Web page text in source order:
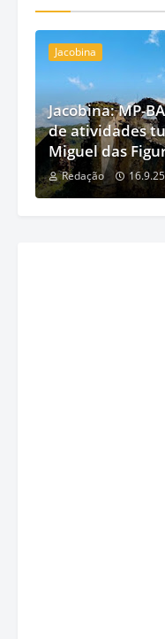
Jacobina
Jacobina: MP-
de atividades
Miguel das
Redação 16.9.25